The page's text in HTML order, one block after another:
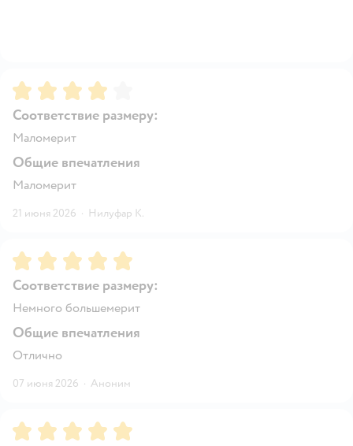
Рейтинг:4
Соответствие размеру:
Маломерит
Общие впечатления
Маломерит
21 июня 2026 · Нилуфар К.
Рейтинг:5
Соответствие размеру:
Немного большемерит
Общие впечатления
Отлично
07 июня 2026 · Аноним
Рейтинг:5